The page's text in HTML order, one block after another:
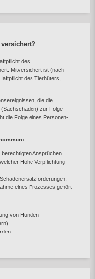
des
Mitversichert ist (nach
des Tierhüters,
die die
(Sachschaden) zur Folge
die Folge eines Personen-
Ansprüchen
Höhe Verpflichtung
eines Prozesses gehört
von Hunden